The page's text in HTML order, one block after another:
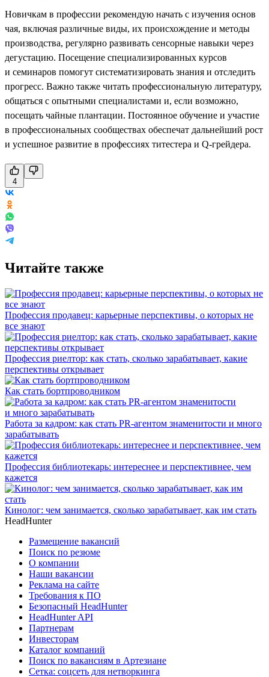
Новичкам в профессии рекомендую начать с изучения основ
чая, включая различные виды, их происхождение и методы
производства, регулярно развивать сенсорные навыки через
дегустацию. Посещение специализированных курсов
и семинаров помогут систематизировать знания и отследить
прогресс. Важно также читать профессиональную литературу,
общаться с опытными специалистами и, если возможно,
посещать чайные плантации. Постоянное обучение и участие
в профессиональных сообществах обеспечат дальнейший рост
и успешное развитие в профессиях титестера и Q-грейдера.
4
Читайте также
Профессия продавец: карьерные перспективы, о которых не
все знают
Профессия риелтор: как стать, сколько зарабатывает, какие
перспективы открывает
Как стать бортпроводником
Работа за кадром: как стать PR-агентом знаменитости и много
зарабатывать
Профессия библиотекарь: интереснее и перспективнее, чем
кажется
Кинолог: чем занимается, сколько зарабатывает, как им стать
HeadHunter
Размещение вакансий
Поиск по резюме
О компании
Наши вакансии
Реклама на сайте
Требования к ПО
Безопасный HeadHunter
HeadHunter API
Партнерам
Инвесторам
Каталог компаний
Поиск по вакансиям в Артезиане
Сетка: соцсеть для нетворкинга